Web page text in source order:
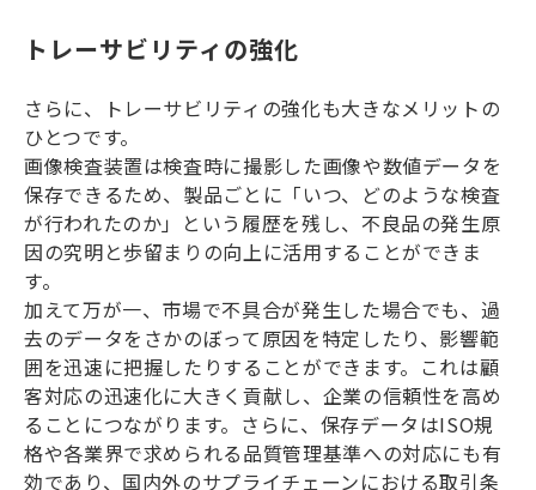
トレーサビリティの強化
さらに、トレーサビリティの強化も大きなメリットの
ひとつです。
画像検査装置は検査時に撮影した画像や数値データを
保存できるため、製品ごとに「いつ、どのような検査
が行われたのか」という履歴を残し、不良品の発生原
因の究明と歩留まりの向上に活用することができま
す。
加えて万が一、市場で不具合が発生した場合でも、過
去のデータをさかのぼって原因を特定したり、影響範
囲を迅速に把握したりすることができます。これは顧
客対応の迅速化に大きく貢献し、企業の信頼性を高め
ることにつながります。さらに、保存データはISO規
格や各業界で求められる品質管理基準への対応にも有
効であり、国内外のサプライチェーンにおける取引条